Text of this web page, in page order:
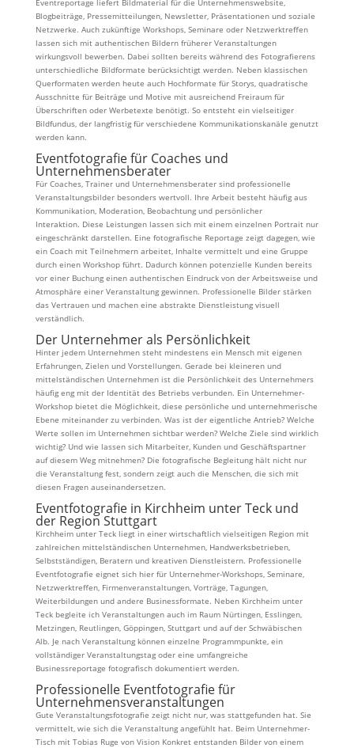
Eventreportage liefert Bildmaterial für die Unternehmenswebsite,
Blogbeiträge, Pressemitteilungen, Newsletter, Präsentationen und soziale
Netzwerke. Auch zukünftige Workshops, Seminare oder Netzwerktreffen
lassen sich mit authentischen Bildern früherer Veranstaltungen
wirkungsvoll bewerben. Dabei sollten bereits während des Fotografierens
unterschiedliche Bildformate berücksichtigt werden. Neben klassischen
Querformaten werden heute auch Hochformate für Storys, quadratische
Ausschnitte für Beiträge und Motive mit ausreichend Freiraum für
Überschriften oder Werbetexte benötigt. So entsteht ein vielseitiger
Bildfundus, der langfristig für verschiedene Kommunikationskanäle genutzt
werden kann.
Eventfotografie für Coaches und
Unternehmensberater
Für Coaches, Trainer und Unternehmensberater sind professionelle
Veranstaltungsbilder besonders wertvoll. Ihre Arbeit besteht häufig aus
Kommunikation, Moderation, Beobachtung und persönlicher
Interaktion. Diese Leistungen lassen sich mit einem einzelnen Portrait nur
eingeschränkt darstellen. Eine fotografische Reportage zeigt dagegen, wie
ein Coach mit Teilnehmern arbeitet, Inhalte vermittelt und eine Gruppe
durch einen Workshop führt. Dadurch können potenzielle Kunden bereits
vor einer Buchung einen authentischen Eindruck von der Arbeitsweise und
Atmosphäre einer Veranstaltung gewinnen. Professionelle Bilder stärken
das Vertrauen und machen eine abstrakte Dienstleistung visuell
verständlich.
Der Unternehmer als Persönlichkeit
Hinter jedem Unternehmen steht mindestens ein Mensch mit eigenen
Erfahrungen, Zielen und Vorstellungen. Gerade bei kleineren und
mittelständischen Unternehmen ist die Persönlichkeit des Unternehmers
häufig eng mit der Identität des Betriebs verbunden. Ein Unternehmer-
Workshop bietet die Möglichkeit, diese persönliche und unternehmerische
Ebene miteinander zu verbinden. Was ist der eigentliche Antrieb? Welche
Werte sollen im Unternehmen sichtbar werden? Welche Ziele sind wirklich
wichtig? Und wie lassen sich Mitarbeiter, Kunden und Geschäftspartner
auf diesem Weg mitnehmen? Die fotografische Begleitung hält nicht nur
die Veranstaltung fest, sondern zeigt auch die Menschen, die sich mit
diesen Fragen auseinandersetzen.
Eventfotografie in Kirchheim unter Teck und
der Region Stuttgart
Kirchheim unter Teck liegt in einer wirtschaftlich vielseitigen Region mit
zahlreichen mittelständischen Unternehmen, Handwerksbetrieben,
Selbstständigen, Beratern und kreativen Dienstleistern. Professionelle
Eventfotografie eignet sich hier für Unternehmer-Workshops, Seminare,
Netzwerktreffen, Firmenveranstaltungen, Vorträge, Tagungen,
Weiterbildungen und andere Businessformate. Neben Kirchheim unter
Teck begleite ich Veranstaltungen auch im Raum Nürtingen, Esslingen,
Metzingen, Reutlingen, Göppingen, Stuttgart und auf der Schwäbischen
Alb. Je nach Veranstaltung können einzelne Programmpunkte, ein
vollständiger Veranstaltungstag oder eine umfangreiche
Businessreportage fotografisch dokumentiert werden.
Professionelle Eventfotografie für
Unternehmensveranstaltungen
Gute Veranstaltungsfotografie zeigt nicht nur, was stattgefunden hat. Sie
vermittelt, wie sich die Veranstaltung angefühlt hat. Beim Unternehmer-
Tisch mit Tobias Ruge von Vision Konkret entstanden Bilder von einem